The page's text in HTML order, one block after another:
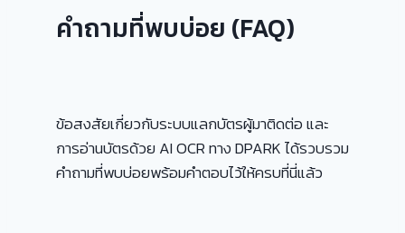
คำถามที่พบบ่อย (FAQ)
ข้อสงสัยเกี่ยวกับระบบแลกบัตรผู้มาติดต่อ และ
การอ่านบัตรด้วย AI OCR ทาง DPARK ได้รวบรวม
คำถามที่พบบ่อยพร้อมคำตอบไว้ให้ครบที่นี่แล้ว